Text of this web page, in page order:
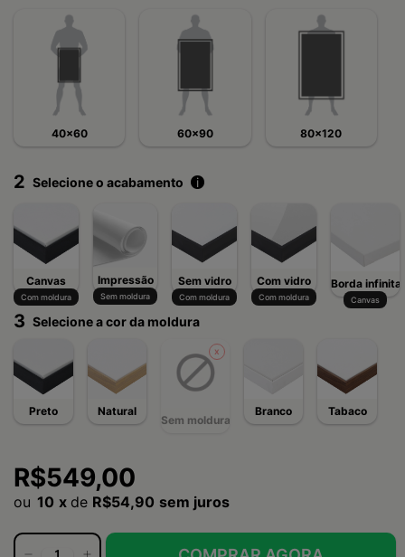
40x60 60x90 80x120
2 Selecione o acabamento i
Canvas
Com moldura
Impressão
Sem moldura
Sem vidro
Com moldura
Com vidro
Com moldura
Borda infinita
Canvas
3 Selecione a cor da moldura
Preto Natural
Sem moldura
Branco Tabaco
R$549,00
10 x de R$54,90 sem juros